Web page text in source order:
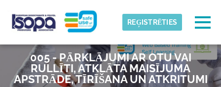
REĢISTRĒTIES
ISOPA-AISBL
005 - PĀRKLĀJUMI AR OTU VAI
RULLĪTI, ATKLĀTA MAISĪJUMA
APSTRĀDE, TĪRĪŠANA UN ATKRITUMI
LABI